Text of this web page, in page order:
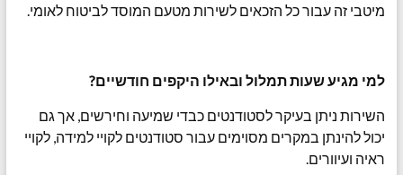
מיטבי זה עבור כל הזכאים לשירות מטעם המוסד לביטוח לאומי.
למי מגיע שעות תמלול ובאילו היקפים חודשיים?
השירות ניתן בעיקר לסטודנטים כבדי שמיעה וחירשים, אך גם
יכול להינתן במקרים מסוימים עבור סטודנטים לקויי למידה, לקויי
ראיה ועיוורים.